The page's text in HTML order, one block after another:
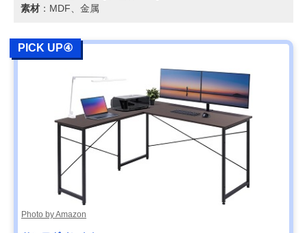
素材 ：MDF、金属
PICK UP④
Photo by Amazon